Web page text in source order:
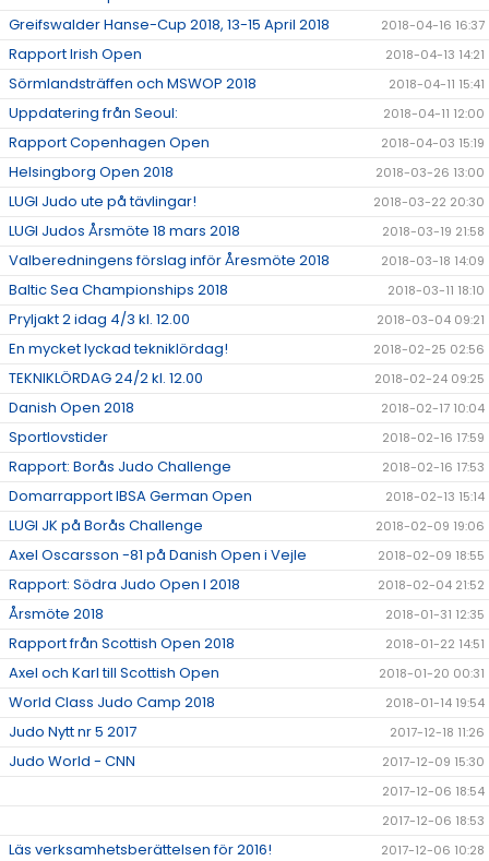
Greifswalder Hanse-Cup 2018, 13-15 April 2018 2018-04-16 16:37
Rapport Irish Open 2018-04-13 14:21
Sörmlandsträffen och MSWOP 2018 2018-04-11 15:41
Uppdatering från Seoul: 2018-04-11 12:00
Rapport Copenhagen Open 2018-04-03 15:19
Helsingborg Open 2018 2018-03-26 13:00
LUGI Judo ute på tävlingar! 2018-03-22 20:30
LUGI Judos Årsmöte 18 mars 2018 2018-03-19 21:58
Valberedningens förslag inför Åresmöte 2018 2018-03-18 14:09
Baltic Sea Championships 2018 2018-03-11 18:10
Pryljakt 2 idag 4/3 kl. 12.00 2018-03-04 09:21
En mycket lyckad tekniklördag! 2018-02-25 02:56
TEKNIKLÖRDAG 24/2 kl. 12.00 2018-02-24 09:25
Danish Open 2018 2018-02-17 10:04
Sportlovstider 2018-02-16 17:59
Rapport: Borås Judo Challenge 2018-02-16 17:53
Domarrapport IBSA German Open 2018-02-13 15:14
LUGI JK på Borås Challenge 2018-02-09 19:06
Axel Oscarsson -81 på Danish Open i Vejle 2018-02-09 18:55
Rapport: Södra Judo Open I 2018 2018-02-04 21:52
Årsmöte 2018 2018-01-31 12:35
Rapport från Scottish Open 2018 2018-01-22 14:51
Axel och Karl till Scottish Open 2018-01-20 00:31
World Class Judo Camp 2018 2018-01-14 19:54
Judo Nytt nr 5 2017 2017-12-18 11:26
Judo World - CNN
2017-12-09 15:30
2017-12-06 18:54
2017-12-06 18:53
Läs verksamhetsberättelsen för 2016! 2017-12-06 10:28